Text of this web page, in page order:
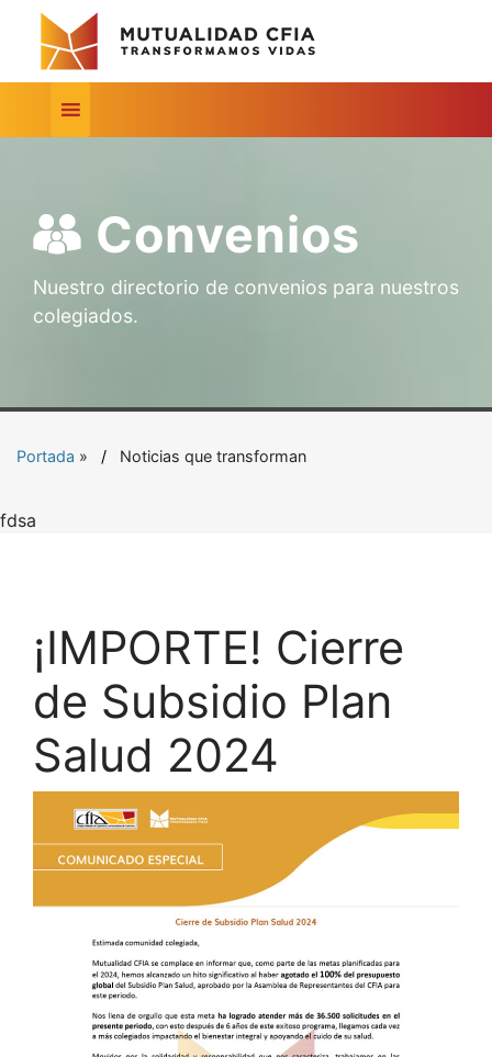
Convenios
Nuestro directorio de convenios para nuestros
colegiados.
Portada » Noticias que transforman
fdsa
¡IMPORTE! Cierre
de Subsidio Plan
Salud 2024